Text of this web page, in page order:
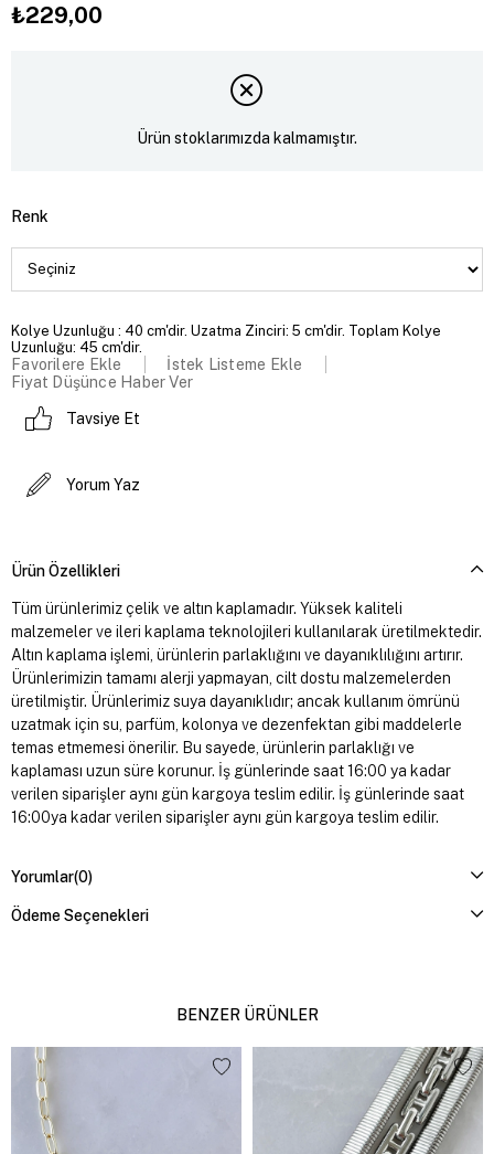
₺229,00
Ürün stoklarımızda kalmamıştır.
Renk
Kolye Uzunluğu : 40 cm'dir. Uzatma Zinciri: 5 cm'dir. Toplam Kolye
Uzunluğu: 45 cm'dir.
Favorilere Ekle
İstek Listeme Ekle
Fiyat Düşünce Haber Ver
Tavsiye Et
Yorum Yaz
Ürün Özellikleri
Tüm ürünlerimiz çelik ve altın kaplamadır. Yüksek kaliteli
malzemeler ve ileri kaplama teknolojileri kullanılarak üretilmektedir.
Altın kaplama işlemi, ürünlerin parlaklığını ve dayanıklılığını artırır.
Ürünlerimizin tamamı alerji yapmayan, cilt dostu malzemelerden
üretilmiştir. Ürünlerimiz suya dayanıklıdır; ancak kullanım ömrünü
uzatmak için su, parfüm, kolonya ve dezenfektan gibi maddelerle
temas etmemesi önerilir. Bu sayede, ürünlerin parlaklığı ve
kaplaması uzun süre korunur. İş günlerinde saat 16:00 ya kadar
verilen siparişler aynı gün kargoya teslim edilir. İş günlerinde saat
16:00ya kadar verilen siparişler aynı gün kargoya teslim edilir.
Yorumlar(0)
Ödeme Seçenekleri
BENZER ÜRÜNLER